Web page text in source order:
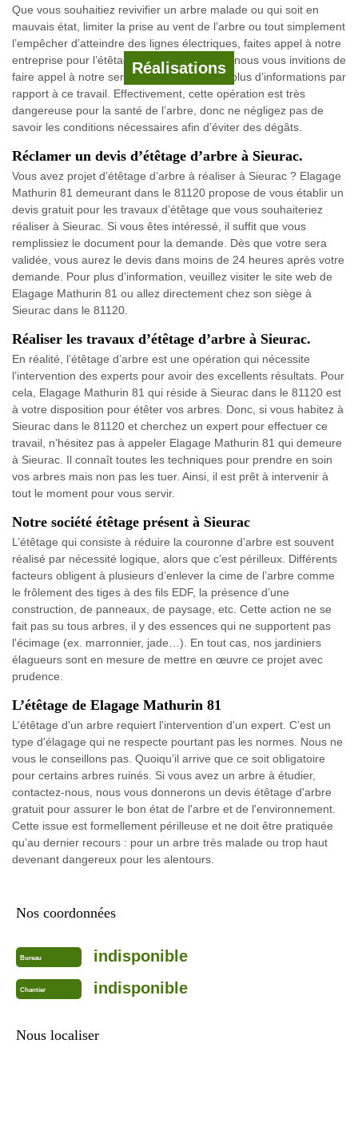
Réalisations
Que vous souhaitiez revivifier un arbre malade ou qui soit en
mauvais état, limiter la prise au vent de l’arbre ou tout simplement
l’empêcher d’atteindre des lignes électriques, faites appel à notre
entreprise pour l’étêtage d’arbre. Quoi que, nous vous invitions de
faire appel à notre service client pour avoir plus d’informations par
rapport à ce travail. Effectivement, cette opération est très
dangereuse pour la santé de l’arbre, donc ne négligez pas de
savoir les conditions nécessaires afin d’éviter des dégâts.
Réclamer un devis d’étêtage d’arbre à Sieurac.
Vous avez projet d’étêtage d’arbre à réaliser à Sieurac ? Elagage
Mathurin 81 demeurant dans le 81120 propose de vous établir un
devis gratuit pour les travaux d’étêtage que vous souhaiteriez
réaliser à Sieurac. Si vous êtes intéressé, il suffit que vous
remplissiez le document pour la demande. Dès que votre sera
validée, vous aurez le devis dans moins de 24 heures après votre
demande. Pour plus d’information, veuillez visiter le site web de
Elagage Mathurin 81 ou allez directement chez son siège à
Sieurac dans le 81120.
Réaliser les travaux d’étêtage d’arbre à Sieurac.
En réalité, l’étêtage d’arbre est une opération qui nécessite
l’intervention des experts pour avoir des excellents résultats. Pour
cela, Elagage Mathurin 81 qui réside à Sieurac dans le 81120 est
à votre disposition pour étêter vos arbres. Donc, si vous habitez à
Sieurac dans le 81120 et cherchez un expert pour effectuer ce
travail, n’hésitez pas à appeler Elagage Mathurin 81 qui demeure
à Sieurac. Il connaît toutes les techniques pour prendre en soin
vos arbres mais non pas les tuer. Ainsi, il est prêt à intervenir à
tout le moment pour vous servir.
Notre société étêtage présent à Sieurac
L’étêtage qui consiste à réduire la couronne d’arbre est souvent
réalisé par nécessité logique, alors que c’est périlleux. Différents
facteurs obligent à plusieurs d’enlever la cime de l’arbre comme
le frôlement des tiges à des fils EDF, la présence d’une
construction, de panneaux, de paysage, etc. Cette action ne se
fait pas su tous arbres, il y des essences qui ne supportent pas
l'écimage (ex. marronnier, jade…). En tout cas, nos jardiniers
élagueurs sont en mesure de mettre en œuvre ce projet avec
prudence.
L’étêtage de Elagage Mathurin 81
L’étêtage d'un arbre requiert l'intervention d'un expert. C’est un
type d'élagage qui ne respecte pourtant pas les normes. Nous ne
vous le conseillons pas. Quoiqu’il arrive que ce soit obligatoire
pour certains arbres ruinés. Si vous avez un arbre à étudier,
contactez-nous, nous vous donnerons un devis étêtage d'arbre
gratuit pour assurer le bon état de l'arbre et de l'environnement.
Cette issue est formellement périlleuse et ne doit être pratiquée
qu’au dernier recours : pour un arbre très malade ou trop haut
devenant dangereux pour les alentours.
Nos coordonnées
Bureau indisponible
Chantier indisponible
Nous localiser